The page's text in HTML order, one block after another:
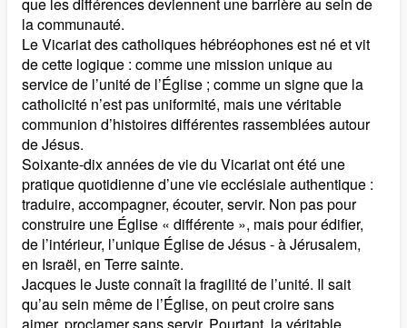
la communauté.
Le Vicariat des catholiques hébréophones est né et vit
de cette logique : comme une mission unique au
service de l’unité de l’Église ; comme un signe que la
catholicité n’est pas uniformité, mais une véritable
communion d’histoires différentes rassemblées autour
de Jésus.
Soixante-dix années de vie du Vicariat ont été une
pratique quotidienne d’une vie ecclésiale authentique :
traduire, accompagner, écouter, servir. Non pas pour
construire une Église « différente », mais pour édifier,
de l’intérieur, l’unique Église de Jésus - à Jérusalem,
en Israël, en Terre sainte.
Jacques le Juste connaît la fragilité de l’unité. Il sait
qu’au sein même de l’Église, on peut croire sans
aimer, proclamer sans servir. Pourtant, la véritable